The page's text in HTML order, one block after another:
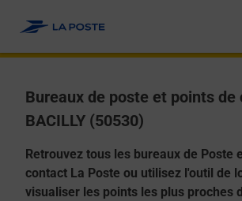
Bureaux de poste et points de
BACILLY (50530)
Retrouvez tous les bureaux de Poste
contact La Poste ou utilisez l'outil de
visualiser les points les plus proches